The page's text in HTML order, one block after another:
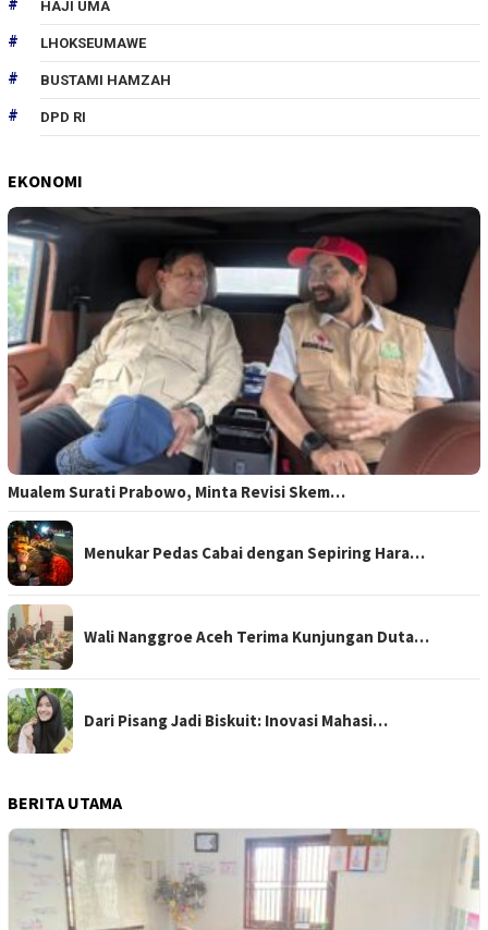
HAJI UMA
LHOKSEUMAWE
BUSTAMI HAMZAH
DPD RI
EKONOMI
Mualem Surati Prabowo, Minta Revisi Skem…
Menukar Pedas Cabai dengan Sepiring Hara…
Wali Nanggroe Aceh Terima Kunjungan Duta…
Dari Pisang Jadi Biskuit: Inovasi Mahasi…
BERITA UTAMA